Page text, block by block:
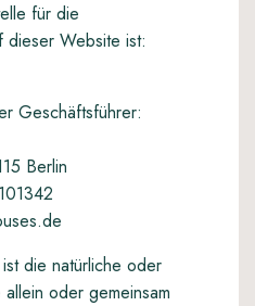
für die
dieser Website ist:
Geschäftsführer:
Berlin
die natürliche oder
oder gemeinsam